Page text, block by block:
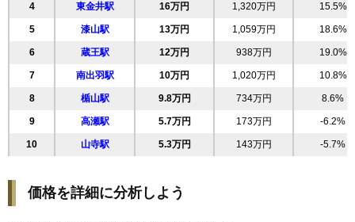
22 末広町 31万円 1,464万円 21.4%
23 相生町 30万円 1,962万円 14.1%
24 錦町 30万円 1,477万円 31.9%
25 荒楯町 30万円 1,962万円 22.8%
26 松見町 30万円 2,051万円 25.8%
27 寿町 30万円 1,956万円 28.7%
28 大手町 29万円 1,489万円 21.5%
30 南一番町 28万円
4 東金井駅 16万円 1,320万円 15.5%
5 漆山駅 13万円 1,059万円 18.6%
6 蔵王駅 12万円 938万円 19.0%
7 南出羽駅 10万円 1,020万円 10.8%
8 楯山駅 9.8万円 734万円 8.6%
9 高瀬駅 5.7万円 173万円 -6.2%
10 山寺駅 5.3万円 143万円 -5.7%
価格を詳細に分析しよう